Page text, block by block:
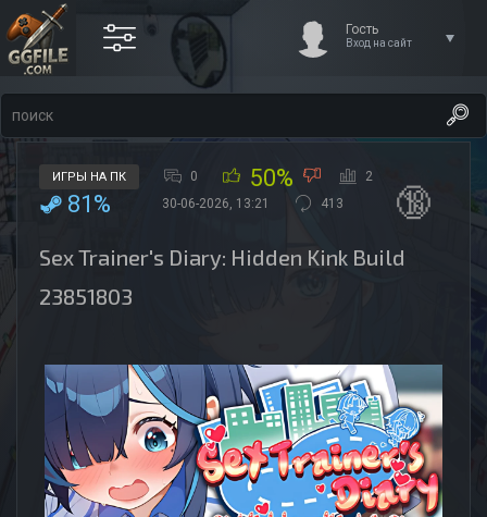
Гость
Вход на сайт
ИГРЫ НА ПК 0 50% 2
81% 30-06-2026, 13:21 413 🔞
Sex Trainer's Diary: Hidden Kink Build
23851803